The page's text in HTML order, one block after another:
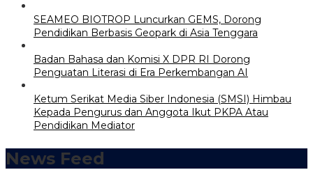
SEAMEO BIOTROP Luncurkan GEMS, Dorong
Pendidikan Berbasis Geopark di Asia Tenggara
Badan Bahasa dan Komisi X DPR RI Dorong
Penguatan Literasi di Era Perkembangan AI
Ketum Serikat Media Siber Indonesia (SMSI) Himbau
Kepada Pengurus dan Anggota Ikut PKPA Atau
Pendidikan Mediator
News Feed